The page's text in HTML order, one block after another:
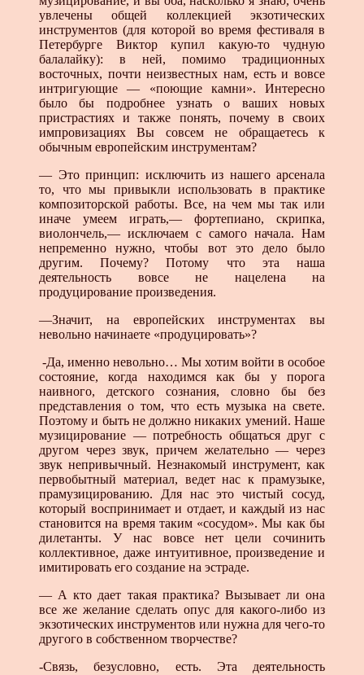
увлечены общей коллекцией экзотических
инструментов (для которой во время фестиваля в
Петербурге Виктор купил какую-то чудную
балалайку): в ней, помимо традиционных
восточных, почти неизвестных нам, есть и вовсе
интригующие — «поющие камни». Интересно
было бы подробнее узнать о ваших новых
пристрастиях и также понять, почему в своих
импровизациях Вы совсем не обращаетесь к
обычным европейским инструментам?
— Это принцип: исключить из нашего арсенала
то, что мы привыкли использовать в практике
композиторской работы. Все, на чем мы так или
иначе умеем играть,— фортепиано, скрипка,
виолончель,— исключаем с самого начала. Нам
непременно нужно, чтобы вот это дело было
другим. Почему? Потому что эта наша
деятельность вовсе не нацелена на
продуцирование произведения.
—Значит, на европейских инструментах вы
невольно начинаете «продуцировать»?
-Да, именно невольно… Мы хотим войти в особое
состояние, когда находимся как бы у порога
наивного, детского сознания, словно бы без
представления о том, что есть музыка на свете.
Поэтому и быть не должно никаких умений. Наше
музицирование — потребность общаться друг с
другом через звук, причем желательно — через
звук непривычный. Незнакомый инструмент, как
первобытный материал, ведет нас к прамузыке,
прамузицированию. Для нас это чистый сосуд,
который воспринимает и отдает, и каждый из нас
становится на время таким «сосудом». Мы как бы
дилетанты. У нас вовсе нет цели сочинить
коллективное, даже интуитивное, произведение и
имитировать его создание на эстраде.
— А кто дает такая практика? Вызывает ли она
все же желание сделать опус для какого-либо из
экзотических инструментов или нужна для чего-то
другого в собственном творчестве?
-Связь, безусловно, есть. Эта деятельность